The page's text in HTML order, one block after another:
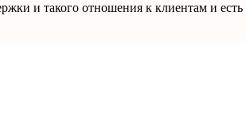
и такого отношения к клиентам и есть